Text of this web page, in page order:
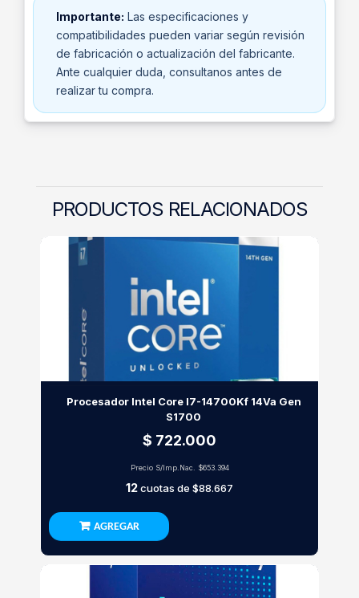
Importante: Las especificaciones y
compatibilidades pueden variar según revisión
de fabricación o actualización del fabricante.
Ante cualquier duda, consultanos antes de
realizar tu compra.
PRODUCTOS RELACIONADOS
Procesador Intel Core I7-14700Kf 14Va Gen
S1700
$ 722.000
Precio S/Imp.Nac. $653.394
12cuotas de $88.667
AGREGAR